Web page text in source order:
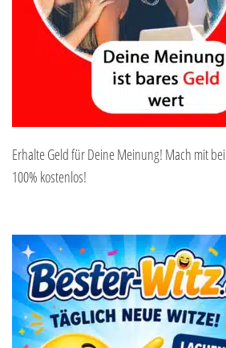
Erhalte Geld für Deine Meinung! Mach mit bei
100% kostenlos!